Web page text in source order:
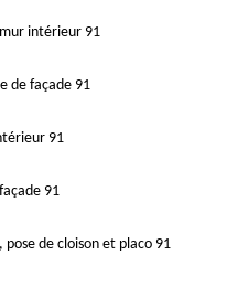
intérieur 91
de façade 91
91
91
pose de cloison et placo 91